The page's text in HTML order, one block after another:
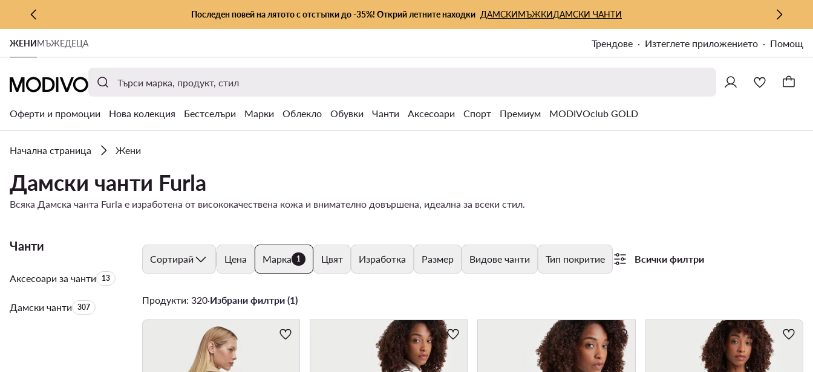
КЪМ ОСНОВНОТО СЪДЪРЖАНИЕ
КЪМ ТЪРСЕНЕ
Последен повей на лятото с отстъпки до -35%! Открий летните находки ДАМСКИМЪЖКИДАМСКИ ЧАНТИ
ЖЕНИМЪЖЕДЕЦА Трендове Изтеглете приложението Помощ
Оферти и промоции Нова колекция Бестселъри Марки Облекло Обувки Чанти Аксесоари Спорт Премиум MODIVOclub GOLD
Начална страница Жени
Дамски чанти Furla
Всяка Дамска чанта Furla е изработена от висококачествена кожа и внимателно довършена, идеална за всеки стил.
Чанти
Аксесоари за чантиБрой на продуктите:
13
Дамски чантиБрой на продуктите:
307
Сортирай Цена Марка 1 Цвят Изработка Размер Видове чанти Тип покритие Всички филтри
Продукти: 320·Избрани филтри (1)